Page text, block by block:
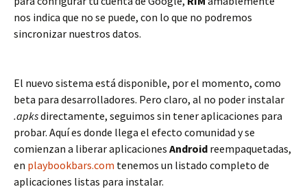
nos indica que no se puede, con lo que no podremos
sincronizar nuestros datos.
El nuevo sistema está disponible, por el momento, como
beta para desarrolladores. Pero claro, al no poder instalar
.apksdirectamente, seguimos sin tener aplicaciones para
probar. Aquí es donde llega el efecto comunidad y se
comienzan a liberar aplicaciones Android reempaquetadas,
en playbookbars.com tenemos un listado completo de
aplicaciones listas para instalar.